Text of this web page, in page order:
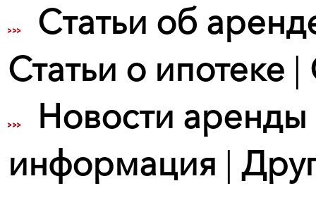
Cтатьи об
Статьи о ипотеке |
Новости аренды
информация |